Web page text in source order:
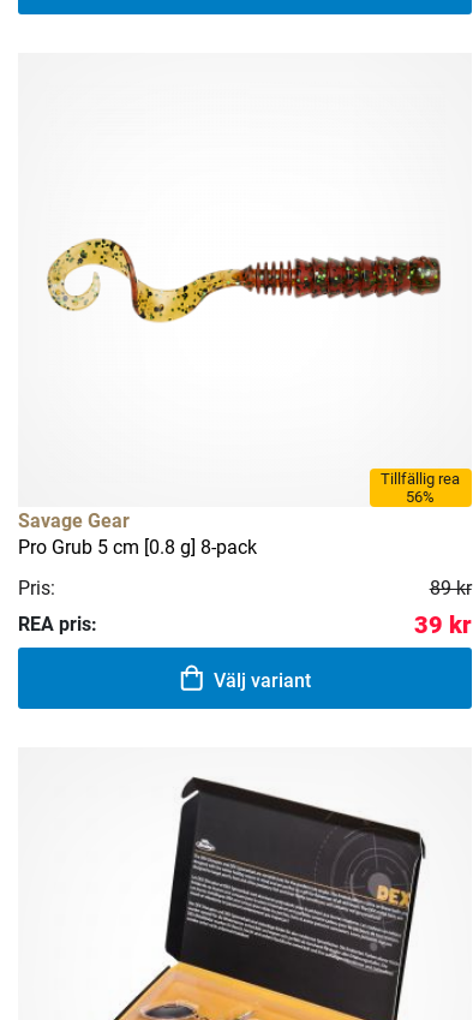
Tillfällig rea
56%
Savage Gear
Pro Grub 5 cm [0.8 g] 8-pack
Pris:
89 kr
REA pris:
39 kr
Välj variant